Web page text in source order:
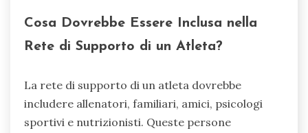
Cosa Dovrebbe Essere Inclusa nella
Rete di Supporto di un Atleta?
La rete di supporto di un atleta dovrebbe
includere allenatori, familiari, amici, psicologi
sportivi e nutrizionisti. Queste persone